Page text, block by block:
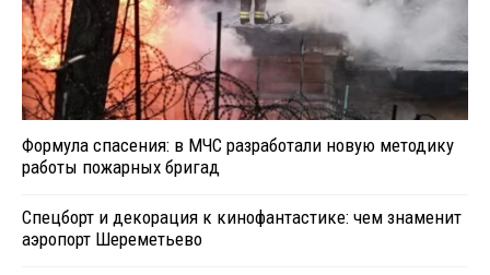
Формула спасения: в МЧС разработали новую методику
работы пожарных бригад
Спецборт и декорация к кинофантастике: чем знаменит
аэропорт Шереметьево